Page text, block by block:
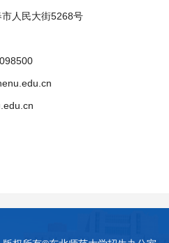
人民大街5268号